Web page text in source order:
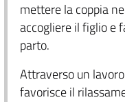
mettere la coppia
accogliere il figlio e
parto.
Attraverso un
favorisce il